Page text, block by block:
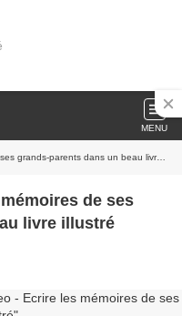
MENU
parents dans un beau livre illustré
de ses
livre illustré